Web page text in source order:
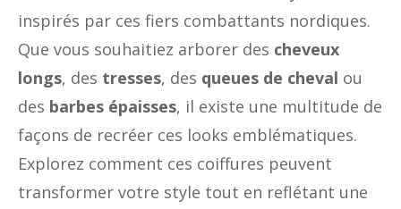
inspirés par ces fiers combattants nordiques.
Que vous souhaitiez arborer des cheveux
longs, des tresses, des queues de cheval ou
des barbes épaisses, il existe une multitude de
façons de recréer ces looks emblématiques.
Explorez comment ces coiffures peuvent
transformer votre style tout en reflétant une